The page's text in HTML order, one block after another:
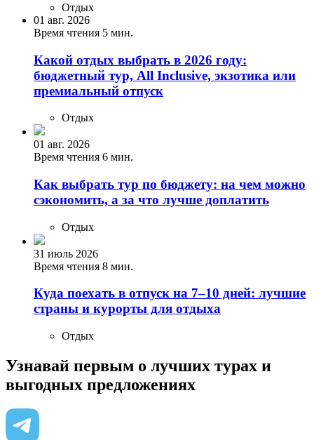
Отдых
01 авг. 2026
Время чтения 5 мин.
Какой отдых выбрать в 2026 году:
бюджетный тур, All Inclusive, экзотика или
премиальный отпуск
Отдых
01 авг. 2026
Время чтения 6 мин.
Как выбрать тур по бюджету: на чем можно
сэкономить, а за что лучше доплатить
Отдых
31 июль 2026
Время чтения 8 мин.
Куда поехать в отпуск на 7–10 дней: лучшие
страны и курорты для отдыха
Отдых
Узнавай первым о лучших турах и
выгодных предложениях